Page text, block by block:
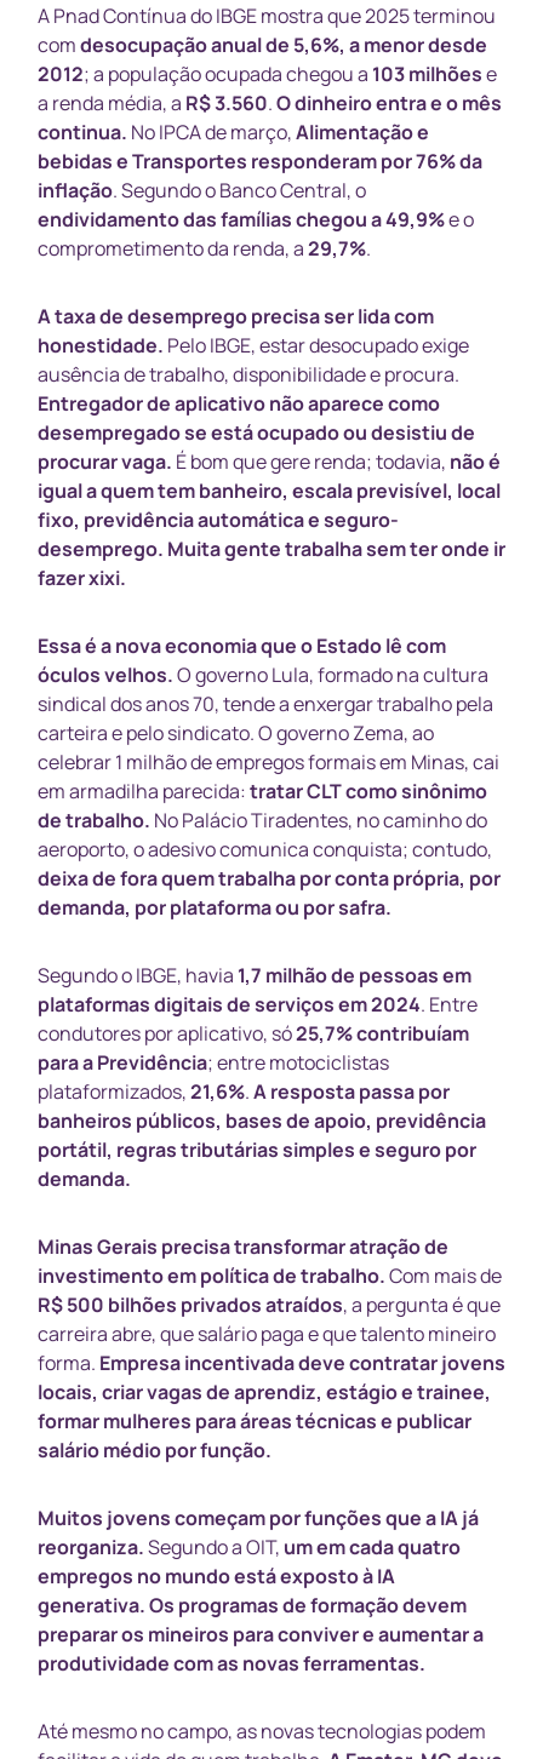
A Pnad Contínua do IBGE mostra que 2025 terminou
comdesocupação anual de 5,6%, a menor desde
2012; a população ocupada chegou a 103 milhõese
a renda média, a R$ 3.560.O dinheiro entra e o mês
continua. No IPCA de março,Alimentação e
bebidas e Transportes responderam por 76% da
inflação. Segundo o Banco Central, o
endividamento das famílias chegou a 49,9%e o
comprometimento da renda, a29,7%.
A taxa de desemprego precisa ser lida com
honestidade. Pelo IBGE, estar desocupado exige
ausência de trabalho, disponibilidade e procura.
Entregador de aplicativo não aparece como
desempregado se está ocupado ou desistiu de
procurar vaga. É bom que gere renda; todavia, não é
igual a quem tem banheiro, escala previsível, local
fixo, previdência automática e seguro-
desemprego. Muita gente trabalha sem ter onde ir
fazer xixi.
Essa é a nova economia que o Estado lê com
óculos velhos.O governo Lula, formado na cultura
sindical dos anos 70, tende a enxergar trabalho pela
carteira e pelo sindicato. O governo Zema, ao
celebrar 1 milhão de empregos formais em Minas, cai
em armadilha parecida:tratar CLT como sinônimo
de trabalho. No Palácio Tiradentes, no caminho do
aeroporto, o adesivo comunica conquista; contudo,
deixa de fora quem trabalha por conta própria, por
demanda, por plataforma ou por safra.
Segundo o IBGE, havia 1,7 milhão de pessoas em
plataformas digitais de serviços em 2024. Entre
condutores por aplicativo, só25,7% contribuíam
para a Previdência; entre motociclistas
plataformizados,21,6%.A resposta passa por
banheiros públicos, bases de apoio, previdência
portátil, regras tributárias simples e seguro por
demanda.
Minas Gerais precisa transformar atração de
investimento em política de trabalho.Com mais de
R$ 500 bilhões privados atraídos, a pergunta é que
carreira abre, que salário paga e que talento mineiro
forma. Empresa incentivada deve contratar jovens
locais, criar vagas de aprendiz, estágio e trainee,
formar mulheres para áreas técnicas e publicar
salário médio por função.
Muitos jovens começam por funções que a IA já
reorganiza.Segundo a OIT, um em cada quatro
empregos no mundo está exposto à IA
generativa.Os programas de formação devem
preparar os mineiros para conviver e aumentar a
produtividade com as novas ferramentas.
Até mesmo no campo, as novas tecnologias podem